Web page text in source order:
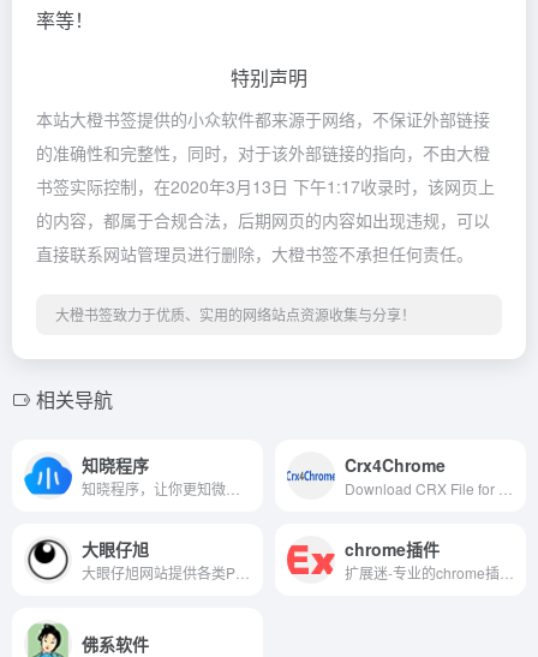
率等！
特别声明
本站大橙书签提供的小众软件都来源于网络，不保证外部链接
的准确性和完整性，同时，对于该外部链接的指向，不由大橙
书签实际控制，在2020年3月13日 下午1:17收录时，该网页上
的内容，都属于合规合法，后期网页的内容如出现违规，可以
直接联系网站管理员进行删除，大橙书签不承担任何责任。
大橙书签致力于优质、实用的网络站点资源收集与分享！
相关导航
知晓程序 Crx4Chrome
大眼仔旭 chrome插件
佛系软件